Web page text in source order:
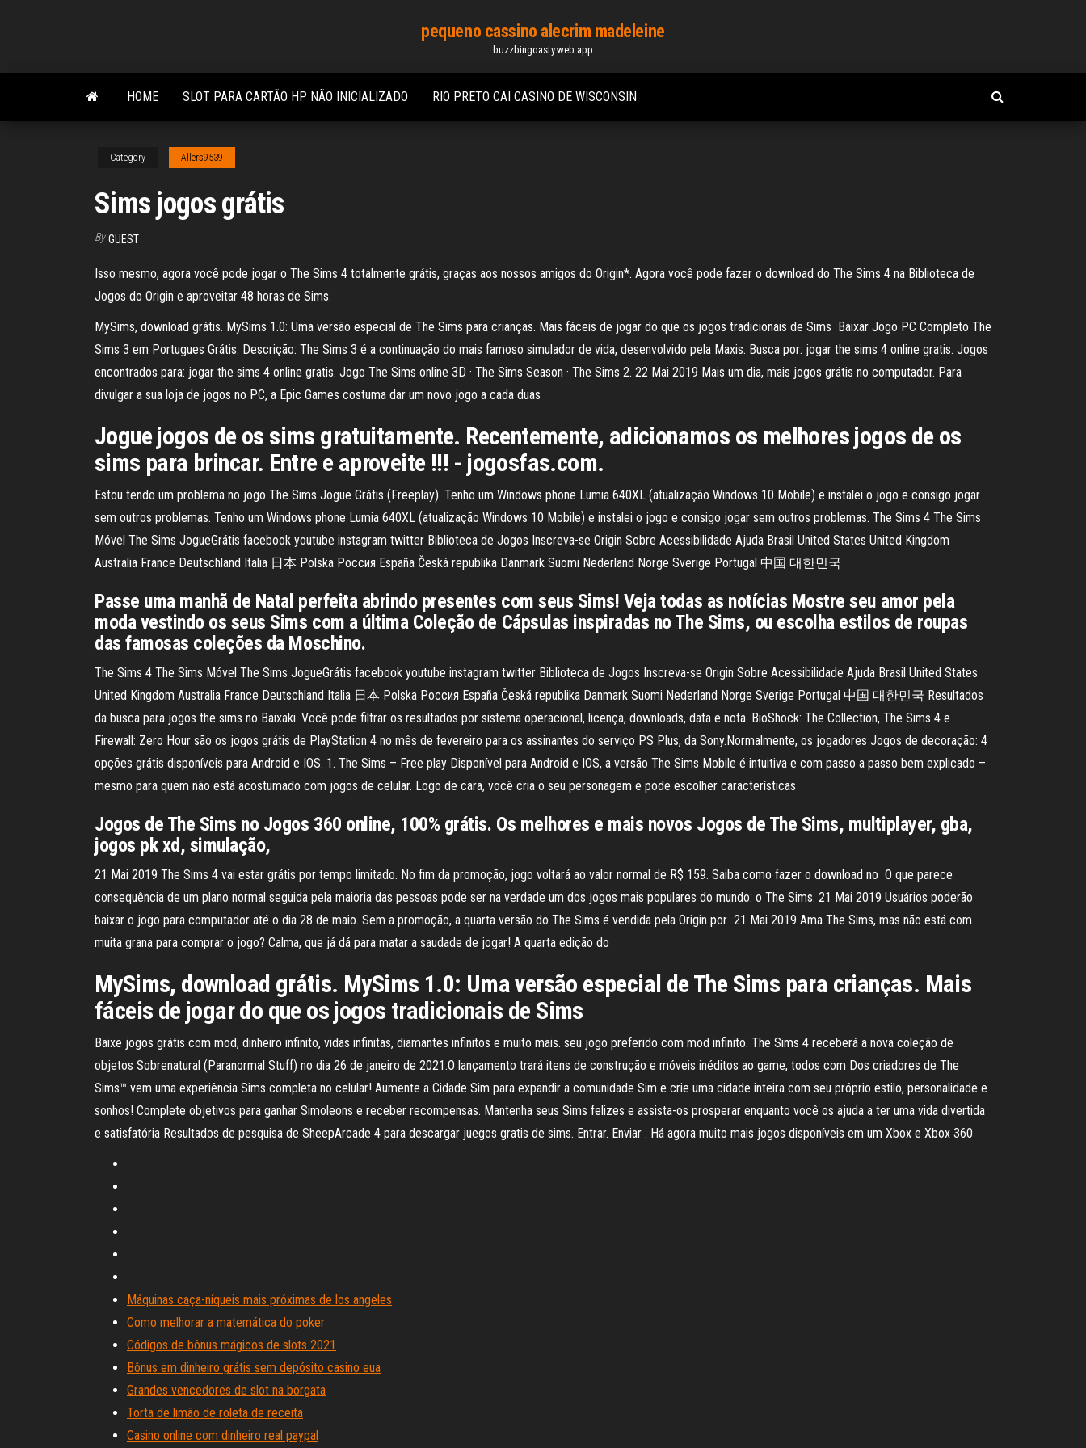
content
pequeno cassino alecrim madeleine
buzzbingoasty.web.app
HOME SLOT PARA CARTÃO HP NÃO INICIALIZADO RIO PRETO CAI CASINO DE WISCONSIN
Category Allers9539
Sims jogos grátis
By GUEST
Isso mesmo, agora você pode jogar o The Sims 4 totalmente grátis, graças aos nossos amigos do Origin*. Agora você pode fazer o download do The Sims 4 na Biblioteca de
Jogos do Origin e aproveitar 48 horas de Sims.
MySims, download grátis. MySims 1.0: Uma versão especial de The Sims para crianças. Mais fáceis de jogar do que os jogos tradicionais de Sims Baixar Jogo PC Completo The
Sims 3 em Portugues Grátis. Descrição: The Sims 3 é a continuação do mais famoso simulador de vida, desenvolvido pela Maxis. Busca por: jogar the sims 4 online gratis. Jogos
encontrados para: jogar the sims 4 online gratis. Jogo The Sims online 3D · The Sims Season · The Sims 2. 22 Mai 2019 Mais um dia, mais jogos grátis no computador. Para
divulgar a sua loja de jogos no PC, a Epic Games costuma dar um novo jogo a cada duas
Jogue jogos de os sims gratuitamente. Recentemente, adicionamos os melhores jogos de os
sims para brincar. Entre e aproveite !!! - jogosfas.com.
Estou tendo um problema no jogo The Sims Jogue Grátis (Freeplay). Tenho um Windows phone Lumia 640XL (atualização Windows 10 Mobile) e instalei o jogo e consigo jogar
sem outros problemas. Tenho um Windows phone Lumia 640XL (atualização Windows 10 Mobile) e instalei o jogo e consigo jogar sem outros problemas. The Sims 4 The Sims
Móvel The Sims JogueGrátis facebook youtube instagram twitter Biblioteca de Jogos Inscreva-se Origin Sobre Acessibilidade Ajuda Brasil United States United Kingdom
Australia France Deutschland Italia 日本 Polska Россия España Česká republika Danmark Suomi Nederland Norge Sverige Portugal 中国 대한민국
Passe uma manhã de Natal perfeita abrindo presentes com seus Sims! Veja todas as notícias Mostre seu amor pela
moda vestindo os seus Sims com a última Coleção de Cápsulas inspiradas no The Sims, ou escolha estilos de roupas
das famosas coleções da Moschino.
The Sims 4 The Sims Móvel The Sims JogueGrátis facebook youtube instagram twitter Biblioteca de Jogos Inscreva-se Origin Sobre Acessibilidade Ajuda Brasil United States
United Kingdom Australia France Deutschland Italia 日本 Polska Россия España Česká republika Danmark Suomi Nederland Norge Sverige Portugal 中国 대한민국 Resultados
da busca para jogos the sims no Baixaki. Você pode filtrar os resultados por sistema operacional, licença, downloads, data e nota. BioShock: The Collection, The Sims 4 e
Firewall: Zero Hour são os jogos grátis de PlayStation 4 no mês de fevereiro para os assinantes do serviço PS Plus, da Sony.Normalmente, os jogadores Jogos de decoração: 4
opções grátis disponíveis para Android e IOS. 1. The Sims – Free play Disponível para Android e IOS, a versão The Sims Mobile é intuitiva e com passo a passo bem explicado –
mesmo para quem não está acostumado com jogos de celular. Logo de cara, você cria o seu personagem e pode escolher características
Jogos de The Sims no Jogos 360 online, 100% grátis. Os melhores e mais novos Jogos de The Sims, multiplayer, gba,
jogos pk xd, simulação,
21 Mai 2019 The Sims 4 vai estar grátis por tempo limitado. No fim da promoção, jogo voltará ao valor normal de R$ 159. Saiba como fazer o download no O que parece
consequência de um plano normal seguida pela maioria das pessoas pode ser na verdade um dos jogos mais populares do mundo: o The Sims. 21 Mai 2019 Usuários poderão
baixar o jogo para computador até o dia 28 de maio. Sem a promoção, a quarta versão do The Sims é vendida pela Origin por 21 Mai 2019 Ama The Sims, mas não está com
muita grana para comprar o jogo? Calma, que já dá para matar a saudade de jogar! A quarta edição do
MySims, download grátis. MySims 1.0: Uma versão especial de The Sims para crianças. Mais
fáceis de jogar do que os jogos tradicionais de Sims
Baixe jogos grátis com mod, dinheiro infinito, vidas infinitas, diamantes infinitos e muito mais. seu jogo preferido com mod infinito. The Sims 4 receberá a nova coleção de
objetos Sobrenatural (Paranormal Stuff) no dia 26 de janeiro de 2021.O lançamento trará itens de construção e móveis inéditos ao game, todos com Dos criadores de The
Sims™ vem uma experiência Sims completa no celular! Aumente a Cidade Sim para expandir a comunidade Sim e crie uma cidade inteira com seu próprio estilo, personalidade e
sonhos! Complete objetivos para ganhar Simoleons e receber recompensas. Mantenha seus Sims felizes e assista-os prosperar enquanto você os ajuda a ter uma vida divertida
e satisfatória Resultados de pesquisa de SheepArcade 4 para descargar juegos gratis de sims. Entrar. Enviar . Há agora muito mais jogos disponíveis em um Xbox e Xbox 360
Máquinas caça-níqueis mais próximas de los angeles
Como melhorar a matemática do poker
Códigos de bônus mágicos de slots 2021
Bônus em dinheiro grátis sem depósito casino eua
Grandes vencedores de slot na borgata
Torta de limão de roleta de receita
Casino online com dinheiro real paypal